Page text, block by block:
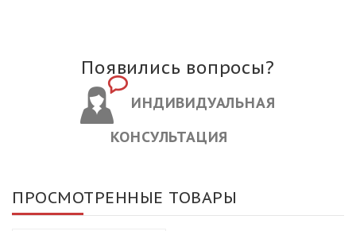
Появились вопросы?
ИНДИВИДУАЛЬНАЯ
КОНСУЛЬТАЦИЯ
ПРОСМОТРЕННЫЕ ТОВАРЫ